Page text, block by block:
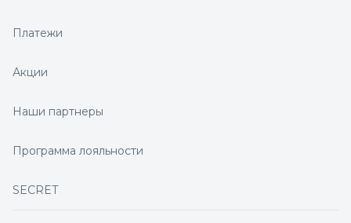
Платежи
Акции
Наши партнеры
Программа лояльности
SECRET